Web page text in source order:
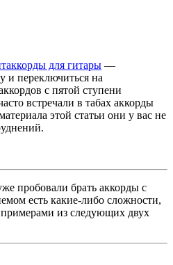
для гитары —
и переключиться на
с пятой ступени
встречали в табах аккорды
этой статьи они у вас не
пробовали брать аккорды с
есть какие-либо сложности,
примерами из следующих двух